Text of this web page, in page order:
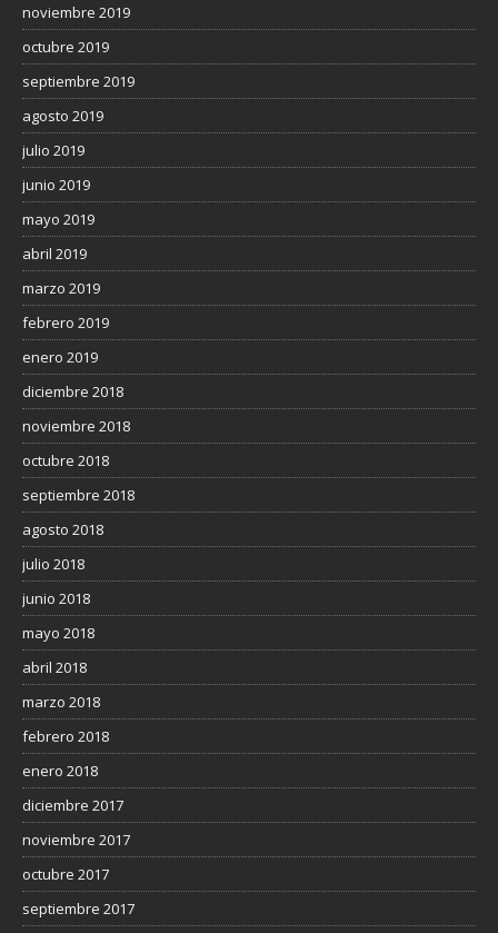
noviembre 2019
octubre 2019
septiembre 2019
agosto 2019
julio 2019
junio 2019
mayo 2019
abril 2019
marzo 2019
febrero 2019
enero 2019
diciembre 2018
noviembre 2018
octubre 2018
septiembre 2018
agosto 2018
julio 2018
junio 2018
mayo 2018
abril 2018
marzo 2018
febrero 2018
enero 2018
diciembre 2017
noviembre 2017
octubre 2017
septiembre 2017